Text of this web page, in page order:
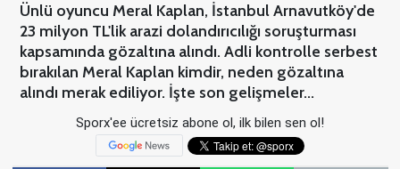
Ünlü oyuncu Meral Kaplan, İstanbul Arnavutköy'de
23 milyon TL'lik arazi dolandırıcılığı soruşturması
kapsamında gözaltına alındı. Adli kontrolle serbest
bırakılan Meral Kaplan kimdir, neden gözaltına
alındı merak ediliyor. İşte son gelişmeler...
Sporx'ee ücretsiz abone ol, ilk bilen sen ol!